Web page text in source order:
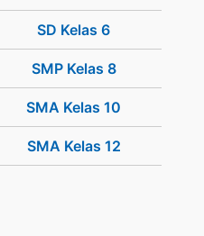
SD Kelas 6
SMP Kelas 8
SMA Kelas 10
SMA Kelas 12